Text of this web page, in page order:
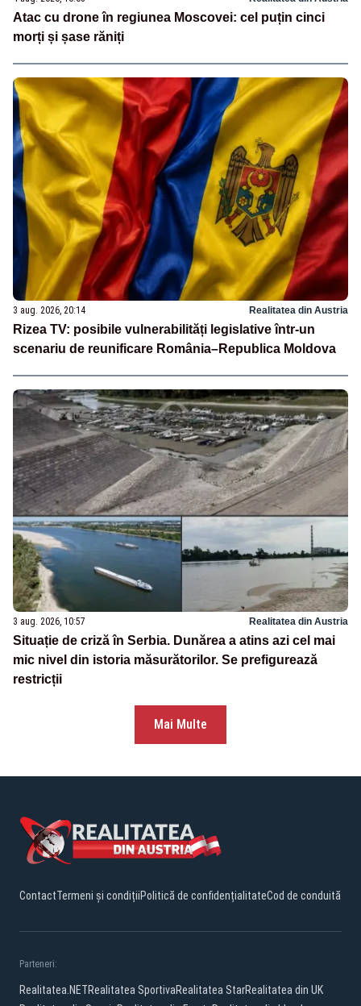
Atac cu drone în regiunea Moscovei: cel puțin cinci
morți și șase răniți
3 aug. 2026, 20:14 Realitatea din Austria
Rizea TV: posibile vulnerabilități legislative într-un
scenariu de reunificare România–Republica Moldova
3 aug. 2026, 10:57 Realitatea din Austria
Situație de criză în Serbia. Dunărea a atins azi cel mai
mic nivel din istoria măsurătorilor. Se prefigurează
restricții
Mai Multe
ContactTermeni și condițiiPolitică de confidențialitateCod de conduită
Parteneri:
Realitatea.NETRealitatea SportivaRealitatea StarRealitatea din UK